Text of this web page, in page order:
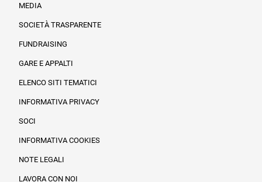
MEDIA
SOCIETÀ TRASPARENTE
FUNDRAISING
GARE E APPALTI
ELENCO SITI TEMATICI
INFORMATIVA PRIVACY
SOCI
INFORMATIVA COOKIES
NOTE LEGALI
LAVORA CON NOI